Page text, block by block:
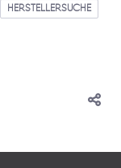
HERSTELLERSUCHE